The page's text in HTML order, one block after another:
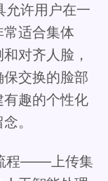
允许用户在一
适合集体
对齐人脸，
交换的脸部
趣的个性化
。
程——上传集